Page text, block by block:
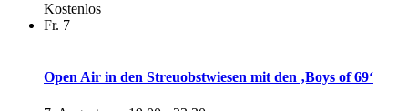
Kostenlos
Fr. 7
Open Air in den Streuobstwiesen mit den ‚Boys of 69‘